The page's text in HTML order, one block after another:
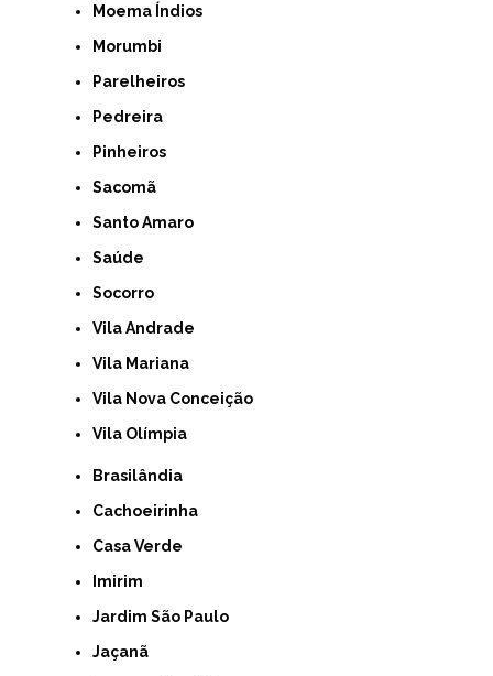
Moema Índios
Morumbi
Parelheiros
Pedreira
Pinheiros
Sacomã
Santo Amaro
Saúde
Socorro
Vila Andrade
Vila Mariana
Vila Nova Conceição
Vila Olímpia
Brasilândia
Cachoeirinha
Casa Verde
Imirim
Jardim São Paulo
Jaçanã